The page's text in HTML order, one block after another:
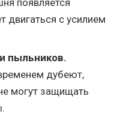
появляется
двигаться с усилием
пыльников.
дубеют,
могут защищать